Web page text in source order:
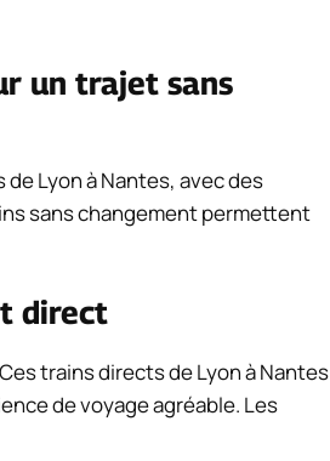
un trajet sans
Lyon à Nantes, avec des
sans changement permettent
direct
trains directs de Lyon à Nantes
de voyage agréable. Les